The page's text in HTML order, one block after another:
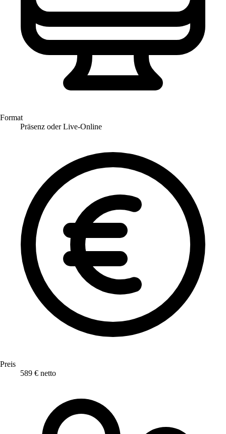
Format
Präsenz oder Live-Online
Preis
589 € netto